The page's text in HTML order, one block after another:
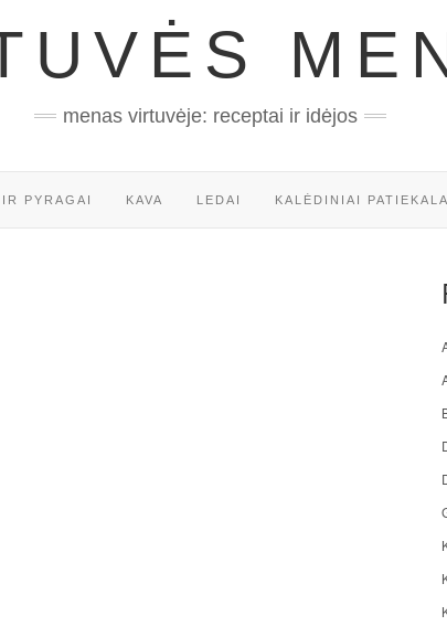
menas virtuvėje: receptai ir idėjos
PYRAGAI KAVA LEDAI KALĖDINIAI